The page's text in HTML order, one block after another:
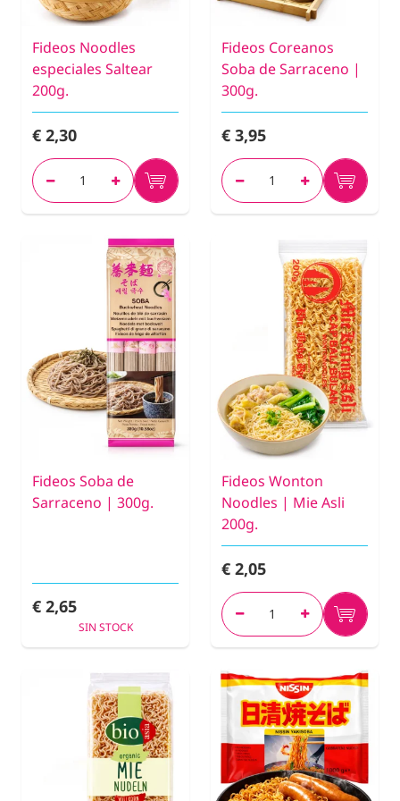
Fideos Noodles
especiales Saltear
200g.
€ 2,30
Fideos Coreanos
Soba de Sarraceno |
300g.
€ 3,95
Fideos Soba de
Sarraceno | 300g.
€ 2,65
SIN STOCK
Fideos Wonton
Noodles | Mie Asli
200g.
€ 2,05